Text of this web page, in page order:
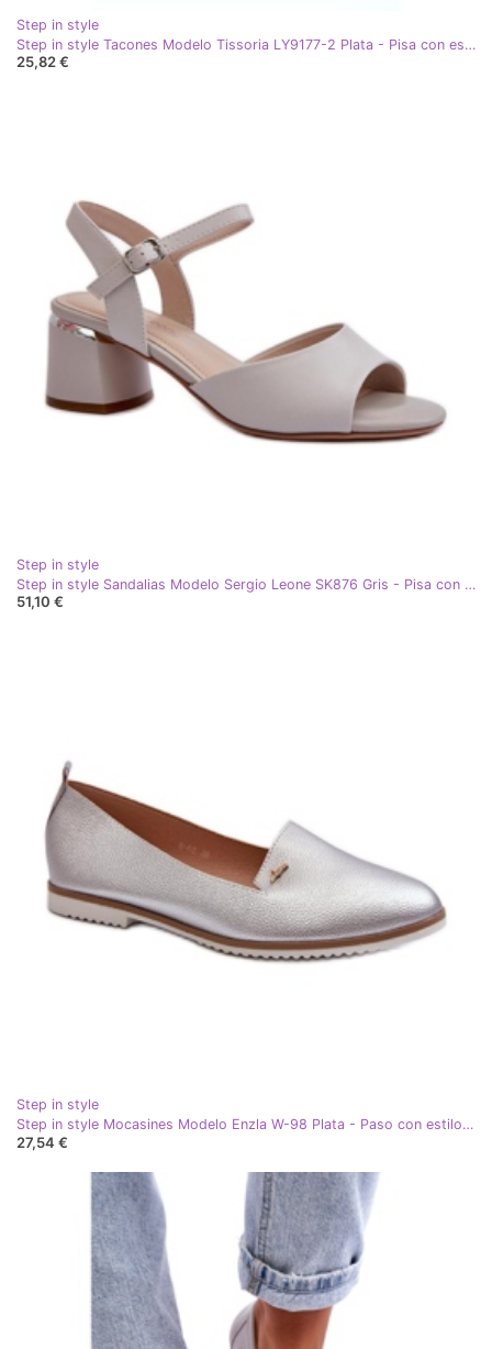
Step in style
Step in style Tacones Modelo Tissoria LY9177-2 Plata - Pisa con estilo gris
25,82 €
Step in style
Step in style Sandalias Modelo Sergio Leone SK876 Gris - Pisa con estilo
51,10 €
Step in style
Step in style Mocasines Modelo Enzla W-98 Plata - Paso con estilo gris
27,54 €